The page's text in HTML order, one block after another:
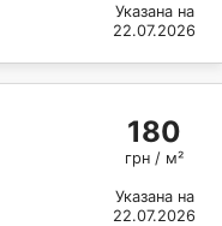
Указана на
22.07.2026
180
грн / м²
Указана на
22.07.2026